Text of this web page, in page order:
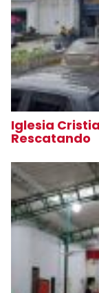
Iglesia
Rescatando